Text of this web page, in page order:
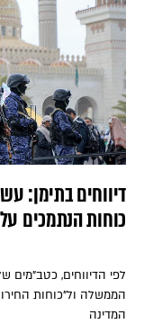
דיווחים בתימן:
כוחות הנתמכים
לפי הדיווחים, כטב"מים
הממשלה ול"כוחות
המדינה